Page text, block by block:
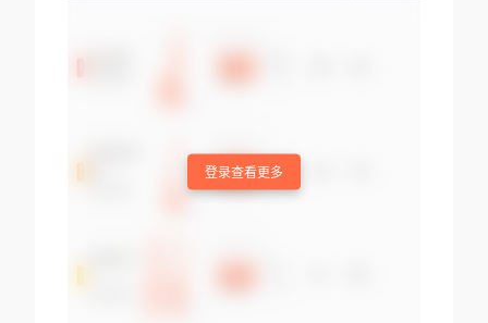
登录查看更多